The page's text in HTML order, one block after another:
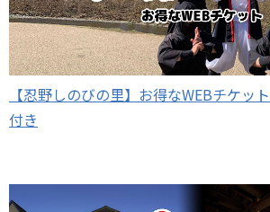
【忍野しのびの里】お得なWEBチケ
付き